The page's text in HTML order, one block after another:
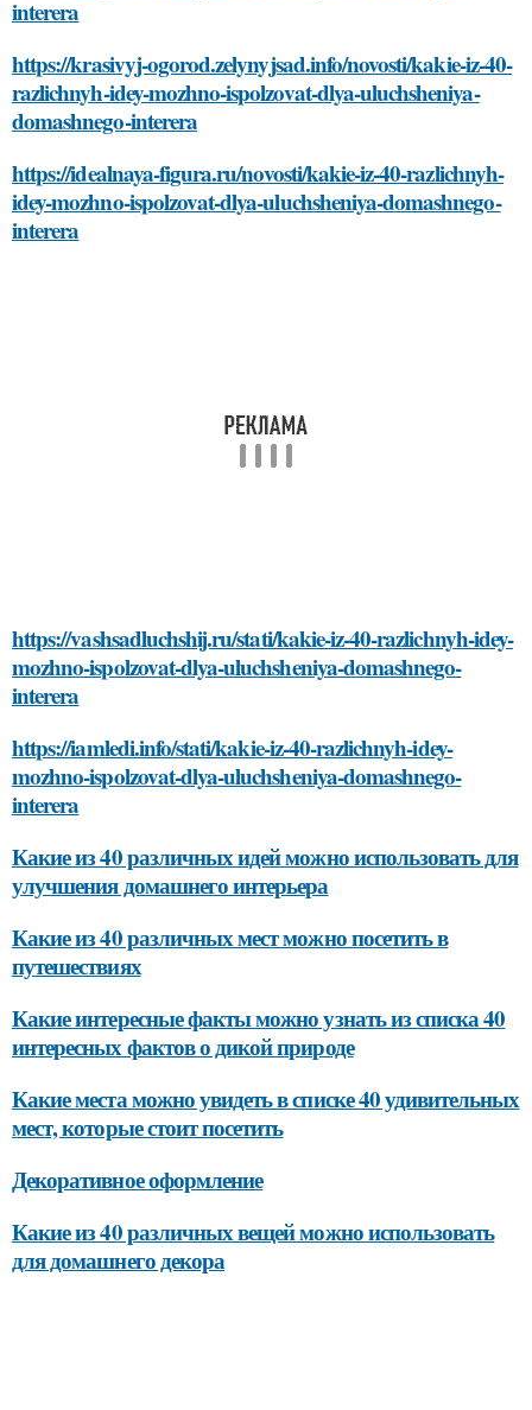
interera
https://krasivyj-ogorod.zelynyjsad.info/novosti/kakie-iz-40-
razlichnyh-idey-mozhno-ispolzovat-dlya-uluchsheniya-
domashnego-interera
https://idealnaya-figura.ru/novosti/kakie-iz-40-razlichnyh-
idey-mozhno-ispolzovat-dlya-uluchsheniya-domashnego-
interera
https://vashsadluchshij.ru/stati/kakie-iz-40-razlichnyh-idey-
mozhno-ispolzovat-dlya-uluchsheniya-domashnego-
interera
https://iamledi.info/stati/kakie-iz-40-razlichnyh-idey-
mozhno-ispolzovat-dlya-uluchsheniya-domashnego-
interera
Какие из 40 различных идей можно использовать для
улучшения домашнего интерьера
Какие из 40 различных мест можно посетить в
путешествиях
Какие интересные факты можно узнать из списка 40
интересных фактов о дикой природе
Какие места можно увидеть в списке 40 удивительных
мест, которые стоит посетить
Декоративное оформление
Какие из 40 различных вещей можно использовать
для домашнего декора